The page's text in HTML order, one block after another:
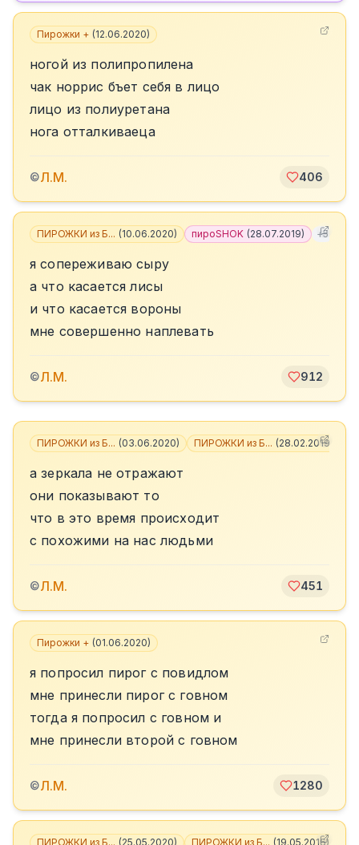
Пирожки + (12.06.2020)
ногой из полипропилена
чак норрис бъет себя в лицо
лицо из полиуретана
нога отталкиваеца
©Л.М. 406
ПИРОЖКИ из Б... (10.06.2020) пироSHOK (28.07.2019) +5
я сопереживаю сыру
а что касается лисы
и что касается вороны
мне совершенно наплевать
©Л.М. 912
ПИРОЖКИ из Б... (03.06.2020) ПИРОЖКИ из Б... (28.02.2019
а зеркала не отражают
они показывают то
что в это время происходит
с похожими на нас людьми
©Л.М. 451
Пирожки + (01.06.2020)
я попросил пирог с повидлом
мне принесли пирог с говном
тогда я попросил с говном и
мне принесли второй с говном
©Л.М. 1280
ПИРОЖКИ из Б... (25.05.2020) ПИРОЖКИ из Б... (19.05.2016)